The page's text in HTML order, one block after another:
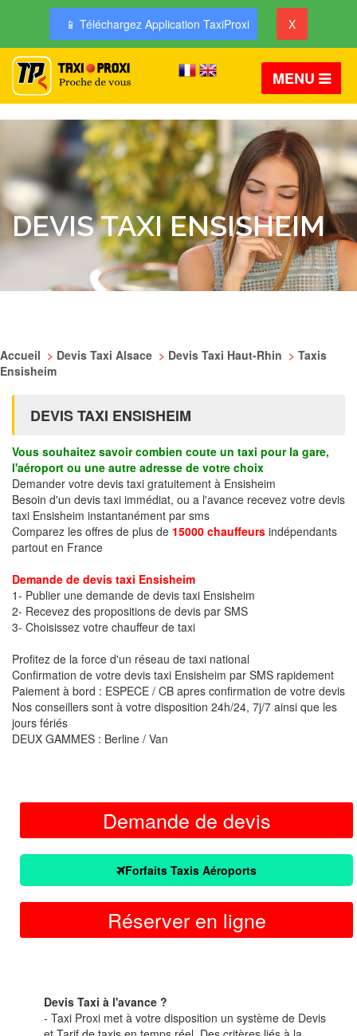
📱 Téléchargez Application TaxiProxi X
MENU
DEVIS TAXI ENSISHEIM
Accueil > Devis Taxi Alsace > Devis Taxi Haut-Rhin > Taxis
Ensisheim
DEVIS TAXI ENSISHEIM
Vous souhaitez savoir combien coute un taxi pour la gare,
l'aéroport ou une autre adresse de votre choix
Demander votre devis taxi gratuitement à Ensisheim
Besoin d'un devis taxi immédiat, ou a l'avance recevez votre devis
taxi Ensisheim instantanément par sms
Comparez les offres de plus de 15000 chauffeurs indépendants
partout en France
Demande de devis taxi Ensisheim
1- Publier une demande de devis taxi Ensisheim
2- Recevez des propositions de devis par SMS
3- Choisissez votre chauffeur de taxi
Profitez de la force d'un réseau de taxi national
Confirmation de votre devis taxi Ensisheim par SMS rapidement
Paiement à bord : ESPECE / CB apres confirmation de votre devis
Nos conseillers sont à votre disposition 24h/24, 7j/7 ainsi que les
jours fériés
DEUX GAMMES : Berline / Van
Demande de devis
Forfaits Taxis Aéroports
Réserver en ligne
Devis Taxi à l'avance ?
- Taxi Proxi met à votre disposition un système de Devis